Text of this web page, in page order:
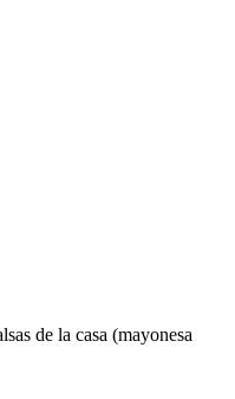
de la casa (mayonesa